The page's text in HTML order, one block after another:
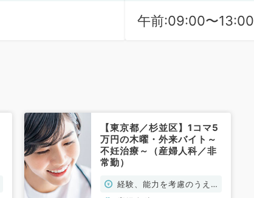
午前:09:00〜13:00
【東京都／杉並区】1コマ5
万円の木曜・外来バイト～
不妊治療～（産婦人科／非
常勤）
経験、能力を考慮のうえ、